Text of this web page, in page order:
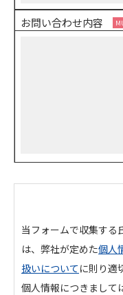
お問い合わせ内容
当フォームで収集する
は、弊社が定めた個人
扱いについて に則り適
個人情報につきまして